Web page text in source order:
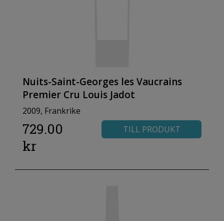
Nuits-Saint-Georges les Vaucrains
Premier Cru Louis Jadot
2009, Frankrike
729.00
kr
TILL PRODUKT